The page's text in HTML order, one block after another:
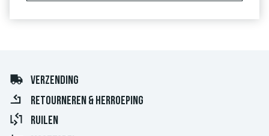
VERZENDING
RETOURNEREN & HERROEPING
RUILEN